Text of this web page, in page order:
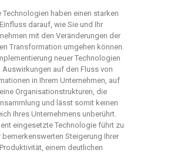
Technologien haben einen starken
Einfluss darauf, wie Sie und Ihr
mit den Veränderungen der
Transformation umgehen können.
neuer Technologien
Auswirkungen auf den Fluss von
in Ihrem Unternehmen, auf
Organisationstrukturen, die
und lässt somit keinen
Ihres Unternehmens unberührt.
eingesetzte Technologie führt zu
bemerkenswerten Steigerung Ihrer
Produktivität, einem deutlichen